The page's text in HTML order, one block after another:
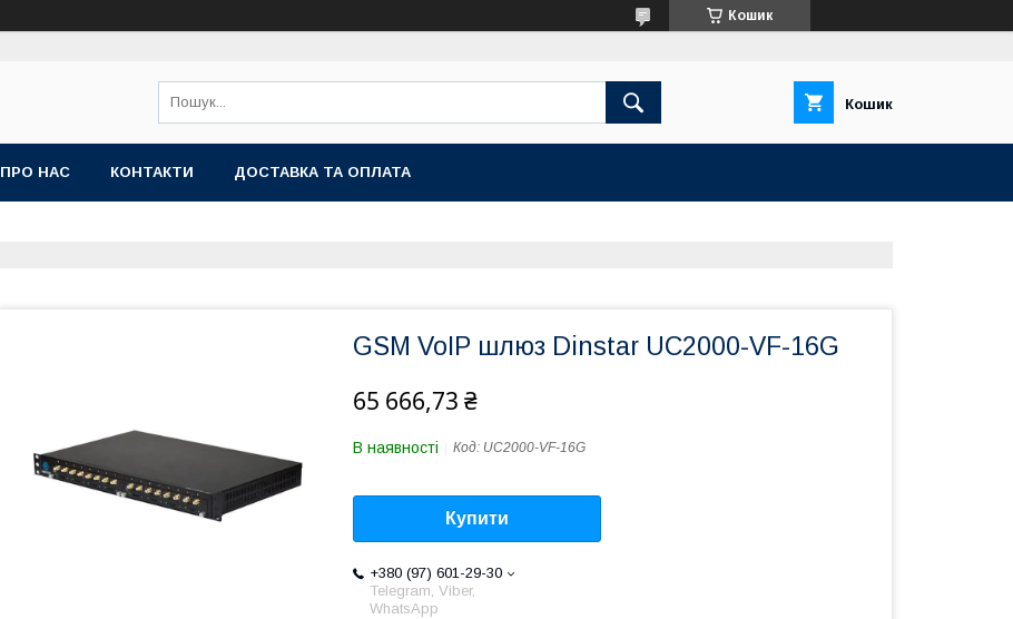
Кошик
Кошик
ПРО НАС КОНТАКТИ ДОСТАВКА ТА ОПЛАТА
GSM VoIP шлюз Dinstar UC2000-VF-16G
65 666,73 ₴
В наявності Код: UC2000-VF-16G
Купити
+380 (97) 601-29-30
Telegram, Viber,
WhatsApp